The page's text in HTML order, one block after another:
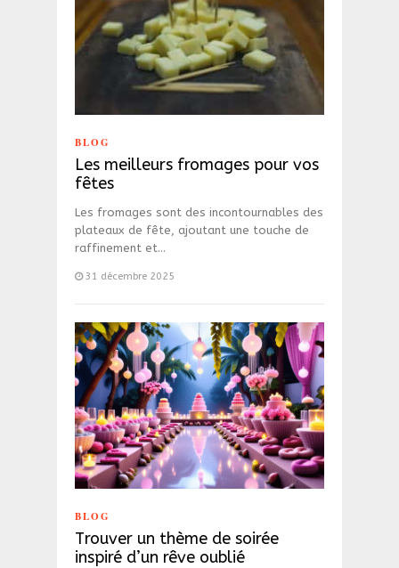
BLOG
Les meilleurs fromages pour vos
fêtes
Les fromages sont des incontournables des
plateaux de fête, ajoutant une touche de
raffinement et…
31 décembre 2025
BLOG
Trouver un thème de soirée
inspiré d’un rêve oublié